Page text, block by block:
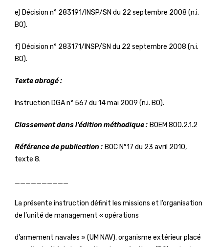
e) Décision n° 283191/INSP/SN du 22 septembre 2008 (n.i.
BO).
f) Décision n° 283171/INSP/SN du 22 septembre 2008 (n.i.
BO).
Texte abrogé :
Instruction DGA n° 567 du 14 mai 2009 (n.i. BO).
Classement dans l’édition méthodique : BOEM 800.2.1.2
Référence de publication : BOC N°17 du 23 avril 2010,
texte 8.
__________
La présente instruction définit les missions et l’organisation
de l’unité de management « opérations
d’armement navales » (UM NAV), organisme extérieur placé